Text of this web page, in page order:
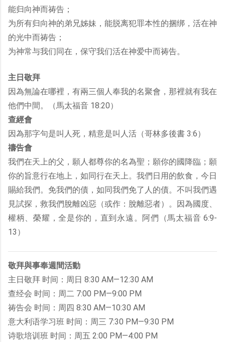
能归向神而祷告；
为所有归向神的弟兄姊妹，能脱离犯罪本性的捆绑，活在神
的光中而祷告；
为神常与我们同在，保守我们活在神爱中而祷告。
主日敬拜
因為無論在哪裡，有兩三個人奉我的名聚會，那裡就有我在
他們中間。（馬太福音 18:20）
查經會
因為那字句是叫人死，精意是叫人活（哥林多後書 3:6）
禱告會
我們在天上的父，願人都尊你的名為聖；願你的國降臨；願
你的旨意行在地上，如同行在天上。我們日用的飲食，今日
賜給我們。免我們的債，如同我們免了人的債。不叫我們遇
見試探，救我們脫離凶惡（或作：脫離惡者）。因為國度、
權柄、榮耀，全是你的，直到永遠。阿們（馬太福音 6:9-
13）
敬拜與事奉週間活動
主日敬拜 时间：周日 8:30 AM—12:30 AM
查经会 时间：周二 7:00 PM—9:00 PM
祷告会 时间：周四 8:30 AM—10:30 AM
意大利语学习班 时间：周三 7:30 PM—9:30 PM
诗歌培训班 时间：周五 2:00 PM—4:00 PM